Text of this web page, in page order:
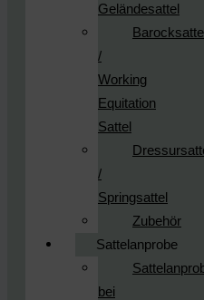
Geländesattel
/
Working
Equitation
Sattel
/
Springsattel
Zubehör
Sattelanprobe
bei